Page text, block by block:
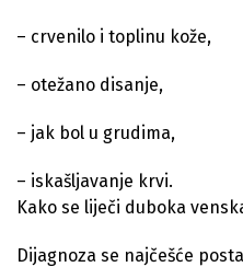
– crvenilo i toplinu kože,
– otežano disanje,
– jak bol u grudima,
– iskašljavanje krvi.
Kako se liječi duboka
Dijagnoza se najčešće